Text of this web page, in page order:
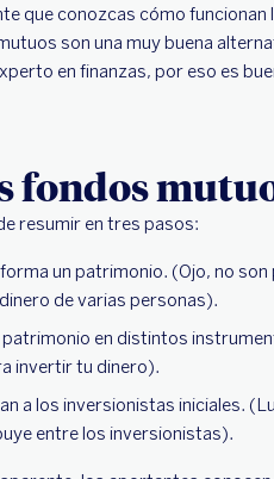
que conozcas cómo
son una muy buena
en finanzas, por eso es
fondos
resumir en tres pasos:
un patrimonio. (Ojo, no son
de varias personas).
en distintos
invertir tu dinero).
a los inversionistas iniciales.
entre los inversionistas).